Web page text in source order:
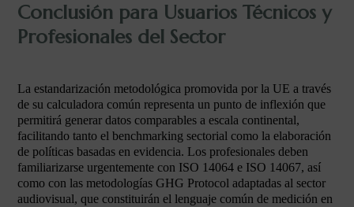
Conclusión para Usuarios Técnicos y
Profesionales del Sector
La estandarización metodológica promovida por la UE a través
de su calculadora común representa un punto de inflexión que
permitirá generar datos comparables a escala continental,
facilitando tanto el benchmarking sectorial como la elaboración
de políticas basadas en evidencia. Los profesionales deben
familiarizarse urgentemente con ISO 14064 e ISO 14067, así
como con las metodologías GHG Protocol adaptadas al sector
audiovisual, que constituirán el lenguaje común de medición en